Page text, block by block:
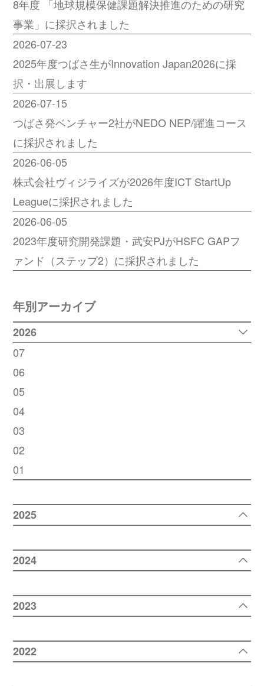
8年度 「地球規模保健課題解決推進のための研究
事業」に採択されました
2026-07-23
2025年度つばさ生がInnovation Japan2026に採
択・出展します
2026-07-15
つばさ発ベンチャー2社がNEDO NEP/躍進コース
に採択されました
2026-06-05
株式会社ヴィジライズが2026年度ICT StartUp
Leagueに採択されました
2026-06-05
2023年度研究開発課題・武安PJがHSFC GAPフ
ァンド（ステップ2）に採択されました
年別アーカイブ
2026
07
06
05
04
03
02
01
2025
2024
2023
2022